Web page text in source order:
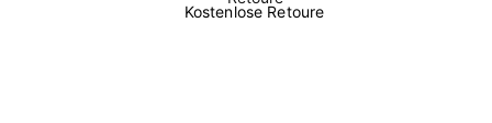
Kostenlose Retoure